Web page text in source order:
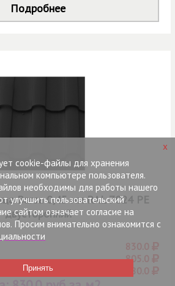
Подробнее
Barsa 0,45 мм RAL 7024 РЕ
двусторонний
830.0
805.0
780.0
cookie-файлы для хранения
компьютере пользователя.
необходимы для работы нашего
улучшить пользовательский
сайтом означает согласие на
Просим внимательно ознакомится с
x